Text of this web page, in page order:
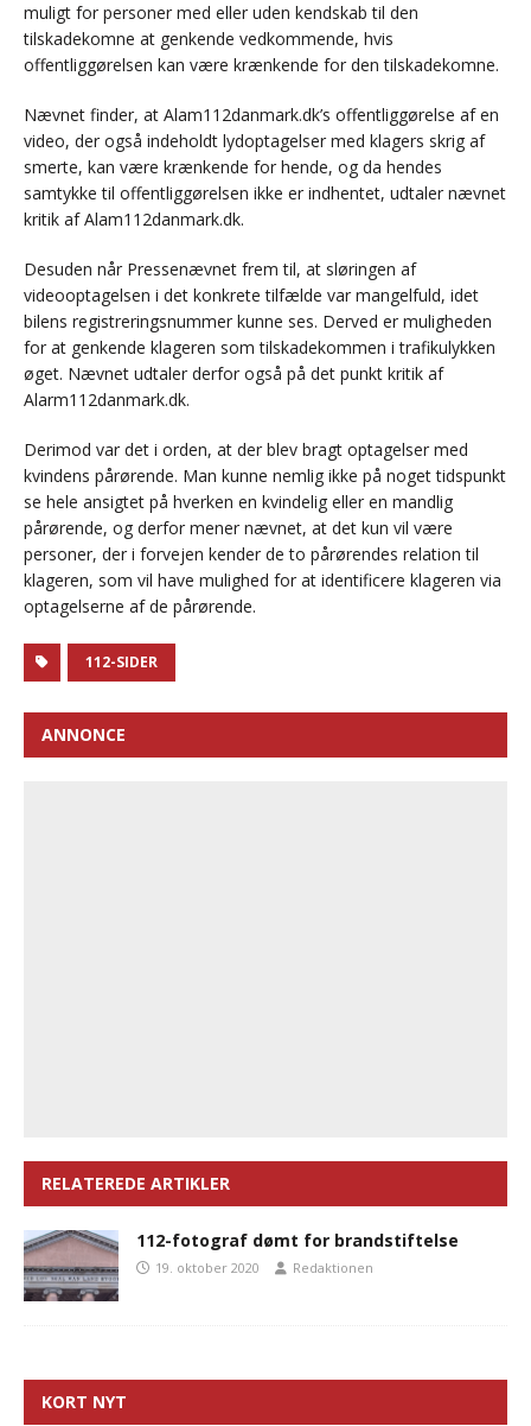
muligt for personer med eller uden kendskab til den
tilskadekomne at genkende vedkommende, hvis
offentliggørelsen kan være krænkende for den tilskadekomne.
Nævnet finder, at Alam112danmark.dk’s offentliggørelse af en
video, der også indeholdt lydoptagelser med klagers skrig af
smerte, kan være krænkende for hende, og da hendes
samtykke til offentliggørelsen ikke er indhentet, udtaler nævnet
kritik af Alam112danmark.dk.
Desuden når Pressenævnet frem til, at sløringen af
videooptagelsen i det konkrete tilfælde var mangelfuld, idet
bilens registreringsnummer kunne ses. Derved er muligheden
for at genkende klageren som tilskadekommen i trafikulykken
øget. Nævnet udtaler derfor også på det punkt kritik af
Alarm112danmark.dk.
Derimod var det i orden, at der blev bragt optagelser med
kvindens pårørende. Man kunne nemlig ikke på noget tidspunkt
se hele ansigtet på hverken en kvindelig eller en mandlig
pårørende, og derfor mener nævnet, at det kun vil være
personer, der i forvejen kender de to pårørendes relation til
klageren, som vil have mulighed for at identificere klageren via
optagelserne af de pårørende.
112-SIDER
ANNONCE
RELATEREDE ARTIKLER
112-fotograf dømt for brandstiftelse
19. oktober 2020 Redaktionen
KORT NYT